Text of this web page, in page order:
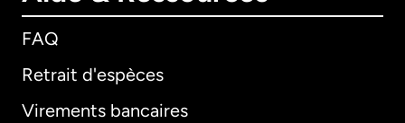
FAQ
Retrait d'espèces
Virements bancaires